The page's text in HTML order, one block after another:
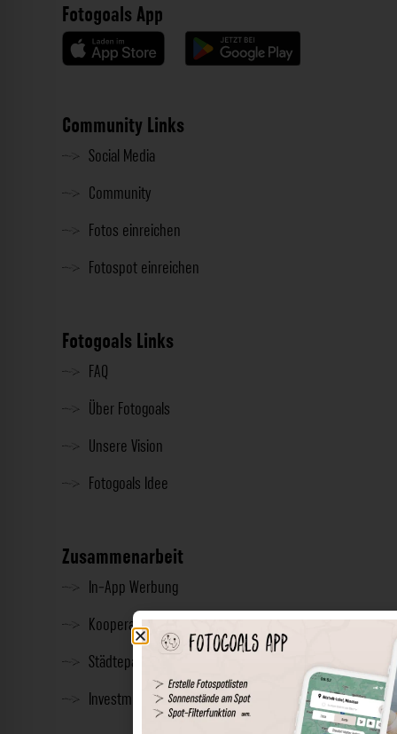
Fotogoals App
Community Links
Social Media
Community
Fotos einreichen
Fotospot einreichen
Fotogoals Links
FAQ
Über Fotogoals
Unsere Vision
Fotogoals Idee
Zusammenarbeit
In-App Werbung
Kooperationen
Städtepartnerschaft
Investment & Presse